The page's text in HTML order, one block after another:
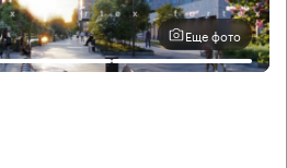
Еще фото